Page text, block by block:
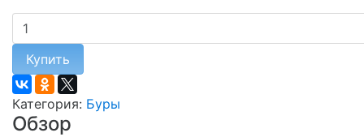
Купить
Категория: Буры
Обзор